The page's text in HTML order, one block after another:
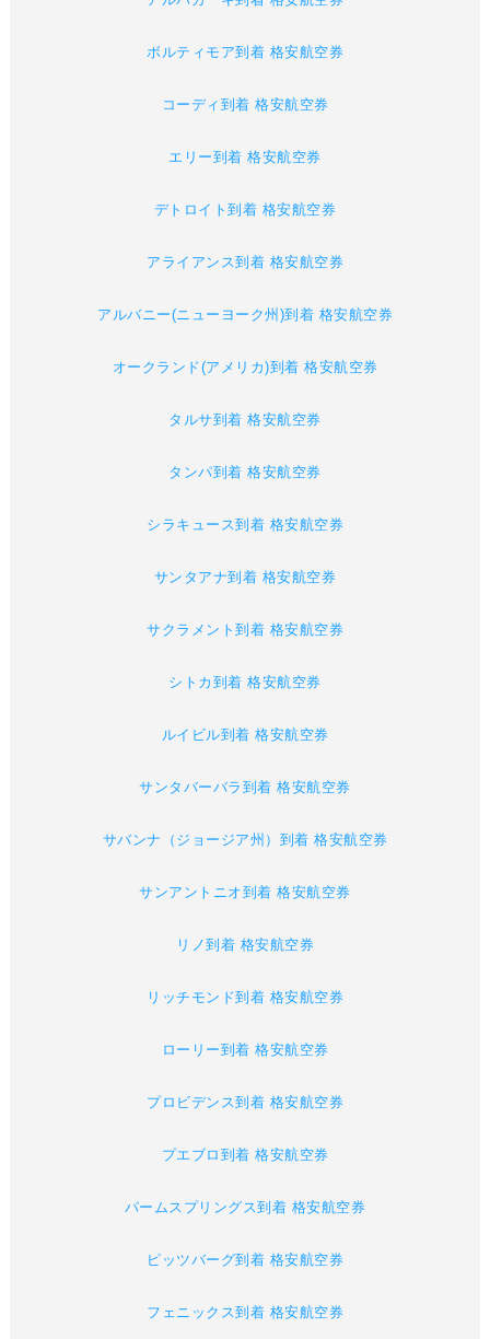
ボルティモア到着 格安航空券
コーディ到着 格安航空券
エリー到着 格安航空券
デトロイト到着 格安航空券
アライアンス到着 格安航空券
アルバニー(ニューヨーク州)到着 格安航空券
オークランド(アメリカ)到着 格安航空券
タルサ到着 格安航空券
タンパ到着 格安航空券
シラキュース到着 格安航空券
サンタアナ到着 格安航空券
サクラメント到着 格安航空券
シトカ到着 格安航空券
ルイビル到着 格安航空券
サンタバーバラ到着 格安航空券
サバンナ（ジョージア州）到着 格安航空券
サンアントニオ到着 格安航空券
リノ到着 格安航空券
リッチモンド到着 格安航空券
ローリー到着 格安航空券
プロビデンス到着 格安航空券
プエブロ到着 格安航空券
パームスプリングス到着 格安航空券
ピッツバーグ到着 格安航空券
フェニックス到着 格安航空券